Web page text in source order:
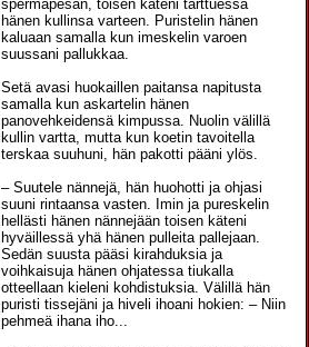
spermapesän, toisen käteni tarttuessa
hänen kullinsa varteen. Puristelin hänen
kaluaan samalla kun imeskelin varoen
suussani pallukkaa.
Setä avasi huokaillen paitansa napitusta
samalla kun askartelin hänen
panovehkeidensä kimpussa. Nuolin välillä
kullin vartta, mutta kun koetin tavoitella
terskaa suuhuni, hän pakotti pääni ylös.
– Suutele nännejä, hän huohotti ja ohjasi
suuni rintaansa vasten. Imin ja pureskelin
hellästi hänen nännejään toisen käteni
hyväillessä yhä hänen pulleita pallejaan.
Sedän suusta pääsi kirahduksia ja
voihkaisuja hänen ohjatessa tiukalla
otteellaan kieleni kohdistuksia. Välillä hän
puristi tissejäni ja hiveli ihoani hokien: – Niin
pehmeä ihana iho...